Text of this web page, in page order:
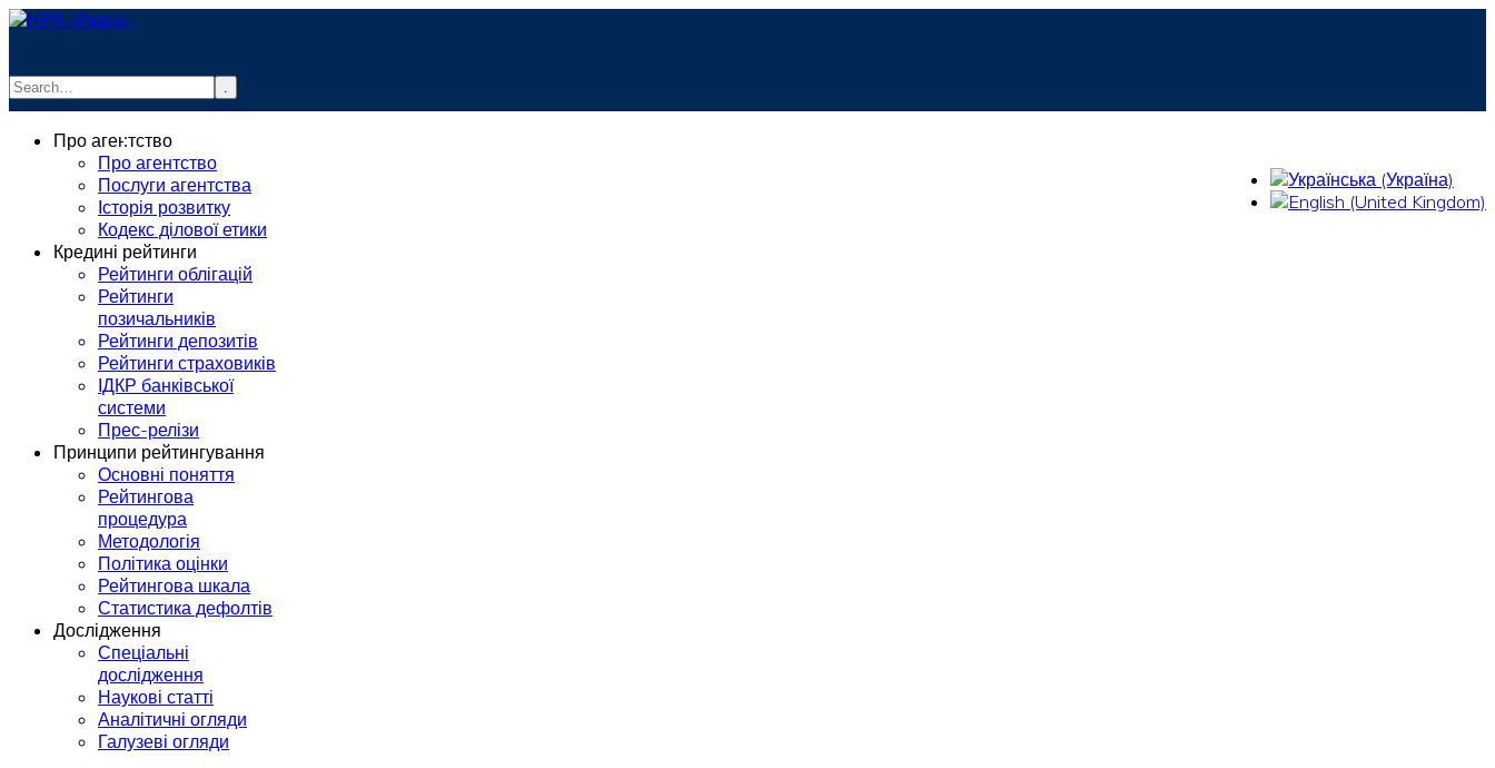
.
info@rurik.com.ua
Про агентство
Про агентство
Послуги агентства
Історія розвитку
Кодекс ділової етики
Кредині рейтинги
Рейтинги облігацій
Рейтинги
позичальників
Рейтинги депозитів
Рейтинги страховиків
ІДКР банківської
системи
Прес-релізи
Принципи рейтингування
Основні поняття
Рейтингова
процедура
Методологія
Політика оцінки
Рейтингова шкала
Статистика дефолтів
Дослідження
Спеціальні
дослідження
Наукові статті
Аналітичні огляди
Галузеві огляди